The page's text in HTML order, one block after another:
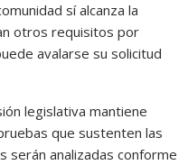
sí alcanza la
otros requisitos por
avalarse su solicitud
legislativa mantiene
que sustenten las
serán analizadas conforme